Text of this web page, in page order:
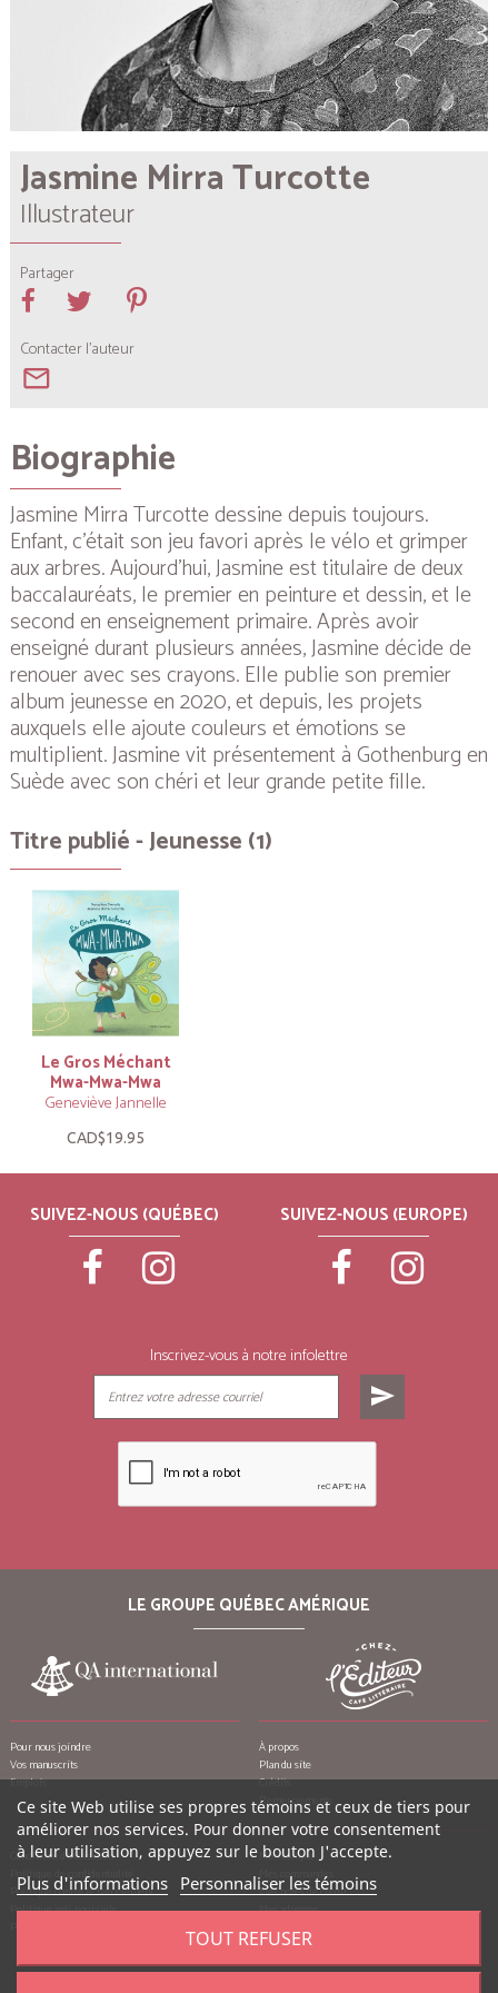
Jasmine Mirra Turcotte
Illustrateur
Partager
Contacter l'auteur
mail_outline
Biographie
Jasmine Mirra Turcotte dessine depuis toujours.
Enfant, c'était son jeu favori après le vélo et grimper
aux arbres. Aujourd’hui, Jasmine est titulaire de deux
baccalauréats, le premier en peinture et dessin, et le
second en enseignement primaire. Après avoir
enseigné durant plusieurs années, Jasmine décide de
renouer avec ses crayons. Elle publie son premier
album jeunesse en 2020, et depuis, les projets
auxquels elle ajoute couleurs et émotions se
multiplient. Jasmine vit présentement à Gothenburg en
Suède avec son chéri et leur grande petite fille.
Titre publié - Jeunesse (1)
Le Gros Méchant
Mwa-Mwa-Mwa
Geneviève Jannelle
CAD$19.95
SUIVEZ-NOUS (QUÉBEC) SUIVEZ-NOUS (EUROPE)
Inscrivez-vous à notre infolettre
send
LE GROUPE QUÉBEC AMÉRIQUE
Pour nous joindre
Vos manuscrits
Emplois
À propos
Plan du site
Crédits
Remerciements
Conditions d’utilisation
Politique de confidentialité
Politique contre le harcèlement
Politique anti-pourriels
Mon compte
Mes commandes
Mes notes de crédit
Mes adresses
Mes bons de réduction
Ce site Web utilise ses propres témoins et ceux de tiers pour
améliorer nos services. Pour donner votre consentement
à leur utilisation, appuyez sur le bouton J'accepte.
Plus d'informations Personnaliser les témoins
TOUT REFUSER